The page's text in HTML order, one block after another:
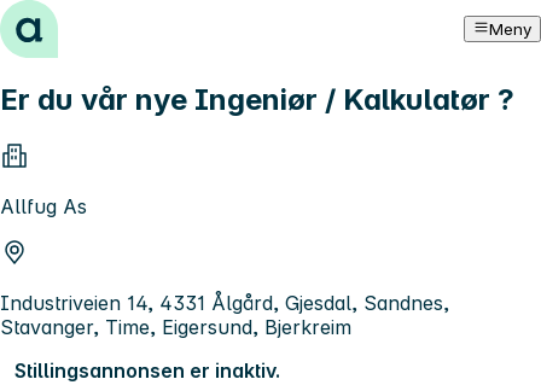
Hopp til innhold Meny
Er du vår nye Ingeniør / Kalkulatør ?
Allfug As
Industriveien 14, 4331 Ålgård, Gjesdal, Sandnes,
Stavanger, Time, Eigersund, Bjerkreim
Stillingsannonsen er inaktiv.